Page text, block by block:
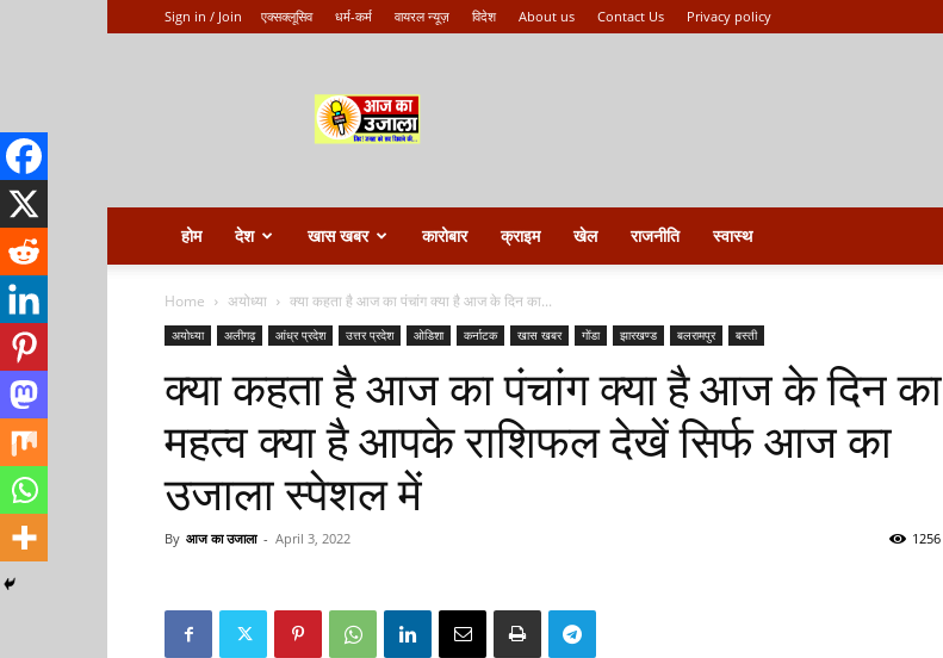
Sign in / Join एक्सक्लूसिव धर्म-कर्म वायरल न्यूज़ विदेश About us Contact Us Privacy policy
ka
ujala
होम देश खास खबर कारोबार क्राइम खेल राजनीति स्वास्थ
Home अयोध्या क्या कहता है आज का पंचांग क्या है आज के दिन का...
अयोध्या अलीगढ़ आंध्र प्रदेश उत्तर प्रदेश ओडिशा कर्नाटक खास खबर गोंडा झारखण्ड बलरामपुर बस्ती
क्या कहता है आज का पंचांग क्या है आज के दिन का
महत्व क्या है आपके राशिफल देखें सिर्फ आज का
उजाला स्पेशल में
By आज का उजाला - April 3, 2022 1256